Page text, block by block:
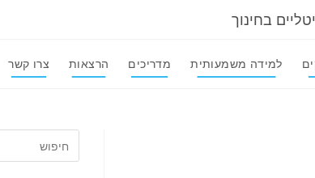
בחינוך
למידה משמעותית מדריכים הרצאות צרו קשר